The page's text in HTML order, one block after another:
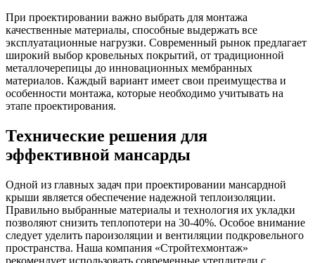
При проектировании важно выбрать для монтажа
качественные материалы, способные выдержать все
эксплуатационные нагрузки. Современный рынок предлагает
широкий выбор кровельных покрытий, от традиционной
металлочерепицы до инновационных мембранных
материалов. Каждый вариант имеет свои преимущества и
особенности монтажа, которые необходимо учитывать на
этапе проектирования.
Технические решения для
эффективной мансарды
Одной из главных задач при проектировании мансардной
крыши является обеспечение надежной теплоизоляции.
Правильно выбранные материалы и технология их укладки
позволяют снизить теплопотери на 30-40%. Особое внимание
следует уделить пароизоляции и вентиляции подкровельного
пространства. Наша компания «Стройтехмонтаж»
рекомендует использовать современные утеплители с